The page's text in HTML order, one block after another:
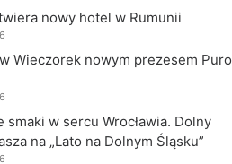
nowy hotel w Rumunii
Wieczorek nowym prezesem Puro
smaki w sercu Wrocławia. Dolny
na „Lato na Dolnym Śląsku”